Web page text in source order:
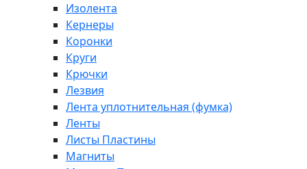
Изолента
Кернеры
Коронки
Круги
Крючки
Лезвия
Лента уплотнительная (фумка)
Ленты
Листы Пластины
Магниты